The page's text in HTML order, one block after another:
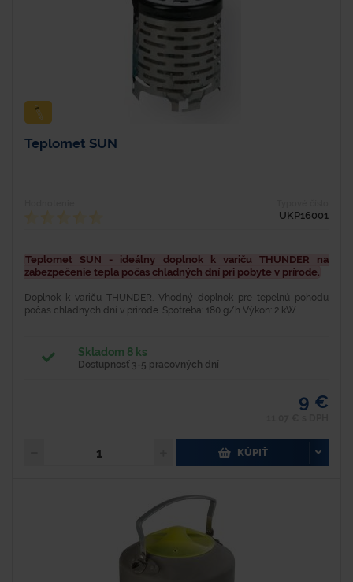
Teplomet SUN
UKP16001
Teplomet SUN - ideálny doplnok k variču THUNDER na
zabezpečenie tepla počas chladných dní pri pobyte v prírode.
Doplnok k variču THUNDER. Vhodný doplnok pre tepelnú pohodu
počas chladných dní v prírode. Spotreba: 180 g/h Výkon: 2 kW
Skladom 8 ks
Dostupnosť 3-5 pracovných dní
9 €
KÚPIŤ